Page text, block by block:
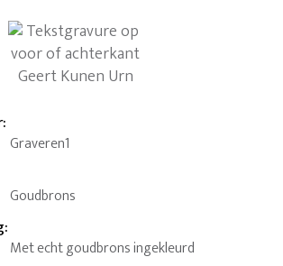
:
Graveren1
Goudbrons
:
Met echt goudbrons ingekleurd